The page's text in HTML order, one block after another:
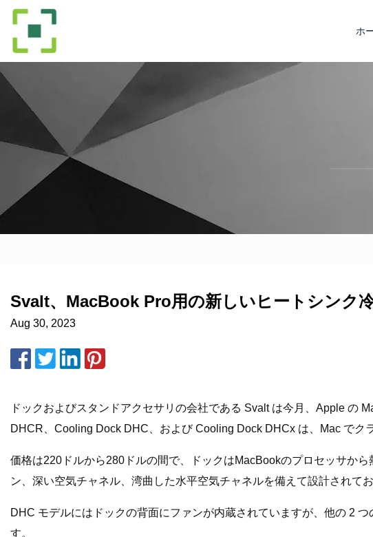
ホ
Svalt、MacBook Pro用の新しいヒートシンク
Aug 30, 2023
ドックおよびスタンドアクセサリの会社である Svalt は今月、Apple の
DHCR、Cooling Dock DHC、および Cooling Dock DHCx は、Mac でク
価格は220ドルから280ドルの間で、ドックはMacBookのプロセッサか
ン、深い空気チャネル、湾曲した水平空気チャネルを備えて設計されて
DHC モデルにはドックの背面にファンが内蔵されていますが、他の 2
す。